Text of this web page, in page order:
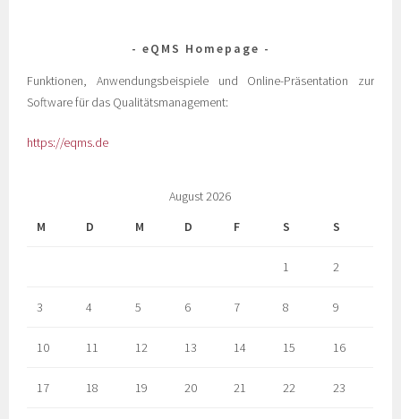
eQMS Homepage
Funktionen, Anwendungsbeispiele und Online-Präsentation zur
Software für das Qualitätsmanagement:
https://eqms.de
August 2026
M
D M D F S S
1 2
3 4 5 6 7 8 9
10 11 12 13 14 15 16
17 18 19 20 21 22 23